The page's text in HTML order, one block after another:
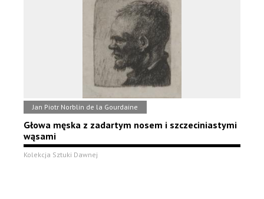
Jan Piotr Norblin de la Gourdaine
Głowa męska z zadartym nosem i szczeciniastymi
wąsami
Kolekcja Sztuki Dawnej